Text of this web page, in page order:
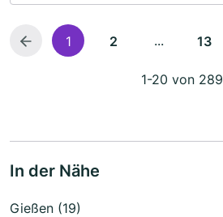
1 2 ... 13
1-20 von 289
In der Nähe
Gießen (19)